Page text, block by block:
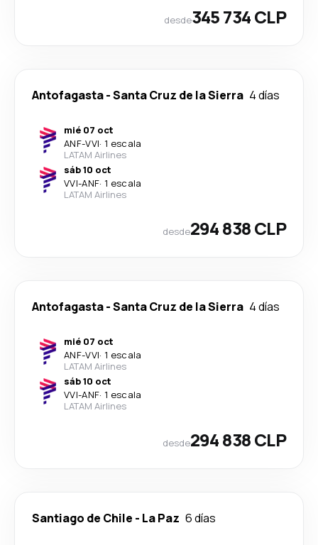
desde345 734 CLP
Antofagasta-Santa Cruz de la Sierra 4 días
mié 07 oct
ANF-VVI· 1 escala
LATAM Airlines
sáb 10 oct
VVI-ANF· 1 escala
LATAM Airlines
desde294 838 CLP
Antofagasta-Santa Cruz de la Sierra 4 días
mié 07 oct
ANF-VVI· 1 escala
LATAM Airlines
sáb 10 oct
VVI-ANF· 1 escala
LATAM Airlines
desde294 838 CLP
Santiago de Chile - La Paz 6 días